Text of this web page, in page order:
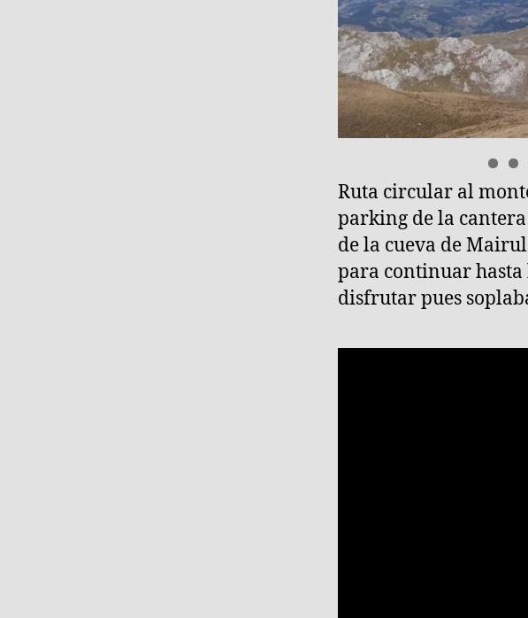
Ruta circular al
parking de la
de la cueva de
para continuar
disfrutar pues